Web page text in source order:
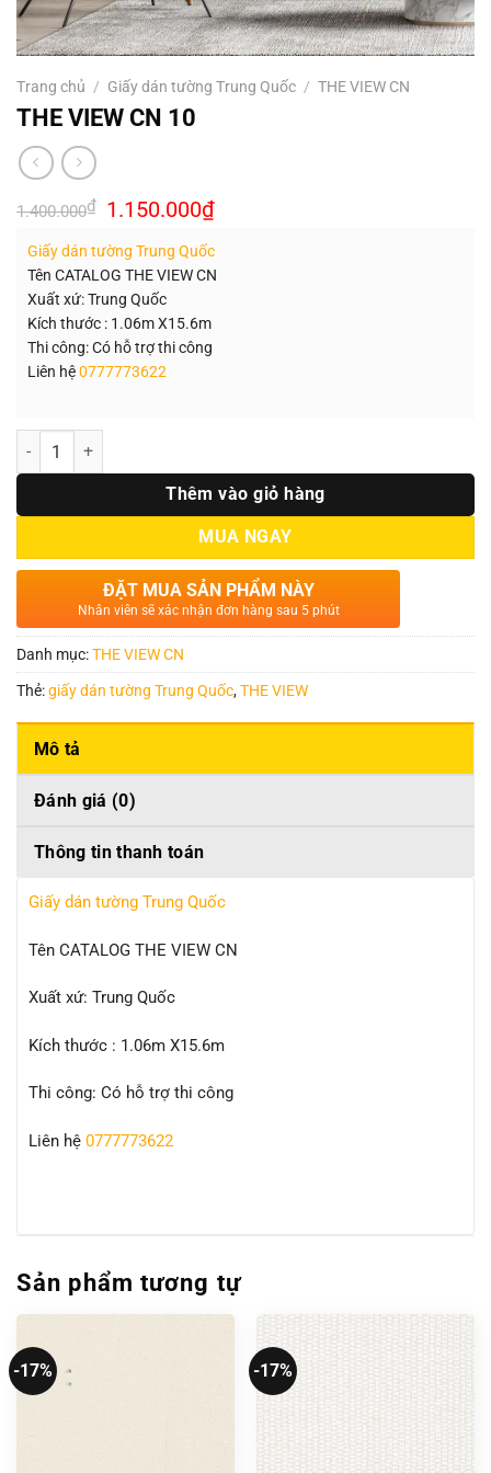
Trang chủ / Giấy dán tường Trung Quốc / THE VIEW CN
THE VIEW CN 10
1.400.000₫ Giá
gốc
1.400.000₫.
1.150.000₫Giá
hiện
là:
1.150.000₫.
Giấy dán tường Trung Quốc
Tên CATALOG THE VIEW CN
Xuất xứ: Trung Quốc
Kích thước : 1.06m X15.6m
Thi công: Có hỗ trợ thi công
Liên hệ0777773622
Số lượng
Thêm vào giỏ hàng
MUA NGAY
ĐẶT MUA SẢN PHẨM NÀY
Nhân viên sẽ xác nhận đơn hàng sau 5 phút
Danh mục:THE VIEW CN
Thẻ:giấy dán tường Trung Quốc,THE VIEW
Mô tả
Đánh giá (0)
Thông tin thanh toán
Giấy dán tường Trung Quốc
Tên CATALOG THE VIEW CN
Xuất xứ: Trung Quốc
Kích thước : 1.06m X15.6m
Thi công: Có hỗ trợ thi công
Liên hệ 0777773622
Sản phẩm tương tự
-17% -17%